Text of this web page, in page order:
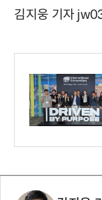
김지웅 기자